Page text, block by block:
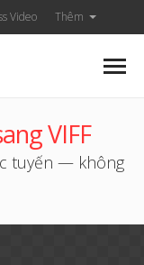
Video Thêm
VIFF
tuyến — không